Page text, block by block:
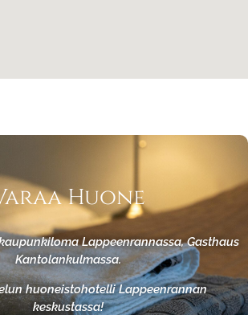
Huone
Lappeenrannassa, Gasthaus
Kantolankulmassa.
huoneistohotelli Lappeenrannan
keskustassa!